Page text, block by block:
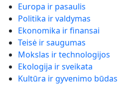
Europa ir pasaulis
Politika ir valdymas
Ekonomika ir finansai
Teisė ir saugumas
Mokslas ir technologijos
Ekologija ir sveikata
Kultūra ir gyvenimo būdas